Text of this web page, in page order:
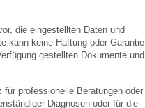
die eingestellten Daten und
kann keine Haftung oder Garantie
gestellten Dokumente und
professionelle Beratungen oder
Diagnosen oder für die